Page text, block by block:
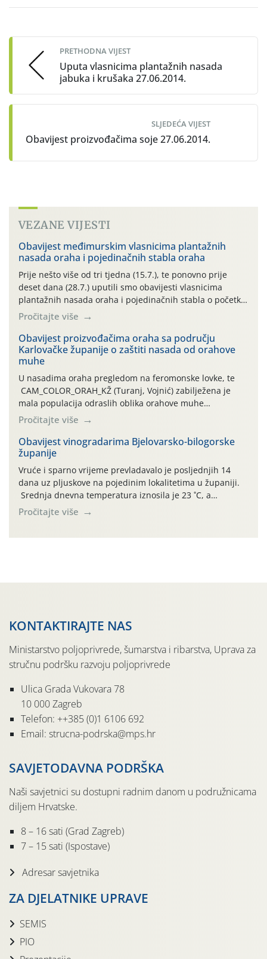
navigation
PRETHODNA VIJEST
Uputa vlasnicima plantažnih nasada
jabuka i krušaka 27.06.2014.
SLJEDEĆA VIJEST
Obavijest proizvođačima soje 27.06.2014.
VEZANE VIJESTI
Obavijest međimurskim vlasnicima plantažnih
nasada oraha i pojedinačnih stabla oraha
Prije nešto više od tri tjedna (15.7.), te ponovno prije
deset dana (28.7.) uputili smo obavijesti vlasnicima
plantažnih nasada oraha i pojedinačnih stabla o početku
leta i ovogodišnjoj potrebi usmjerenog suzbijanja
orahove muhe (Rhagoletis completa)! Već dvanaest dana
traje drugi ovogodišnji “toplinski udar”, koji naročito
izražen zadnja šest dana (31.7.-05.8.), jer najviše
temperature zraka svakodnevno […]
Pročitajte više
Obavijest proizvođačima oraha sa području
Karlovačke županije o zaštiti nasada od orahove
muhe
U nasadima oraha pregledom na feromonske lovke, te
CAM_COLOR_ORAH_KŽ (Turanj, Vojnić) zabilježena je
mala populacija odraslih oblika orahove muhe
(Rhagoletis completa). Niska brojnost može se objasniti
činjenicom da je riječ o mladim nasadima s vrlo malim
urodom, što je povezano i s manjim brojem prezimjelih
jedinki. U starijim nasadima, na žutim ljepljivim Rebell
pločama s […]
Pročitajte više
Obavijest vinogradarima Bjelovarsko-bilogorske
županije
Vruće i sparno vrijeme prevladavalo je posljednjih 14
dana uz pljuskove na pojedinim lokalitetima u županiji.
Srednja dnevna temperatura iznosila je 23 ˚C, a
maksimalne su posljednjih dana dosezale do 35 ˚C.
Simptome plamenjače vinove loze (Plasmoparas
Pročitajte više
KONTAKTIRAJTE NAS
Ministarstvo poljoprivrede, šumarstva i ribarstva, Uprava za
stručnu podršku razvoju poljoprivrede
Ulica Grada Vukovara 78
10 000 Zagreb
Telefon: ++385 (0)1 6106 692
Email: strucna-podrska@mps.hr
SAVJETODAVNA PODRŠKA
Naši savjetnici su dostupni radnim danom u podružnicama
diljem Hrvatske.
8 – 16 sati (Grad Zagreb)
7 – 15 sati (Ispostave)
Adresar savjetnika
ZA DJELATNIKE UPRAVE
SEMIS
PIO